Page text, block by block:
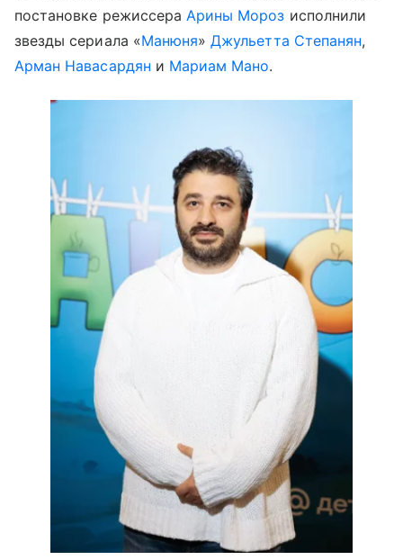
постановке режиссераАрины Мороз исполнили
звезды сериала «Манюня»Джульетта Степанян,
Арман Навасардян и Мариам Мано.